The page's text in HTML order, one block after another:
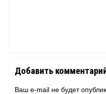
Добавить
Ваш e-mail не будет